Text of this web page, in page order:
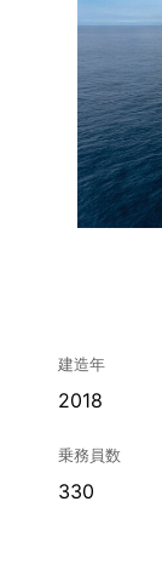
建造年
2018
乗務員数
330